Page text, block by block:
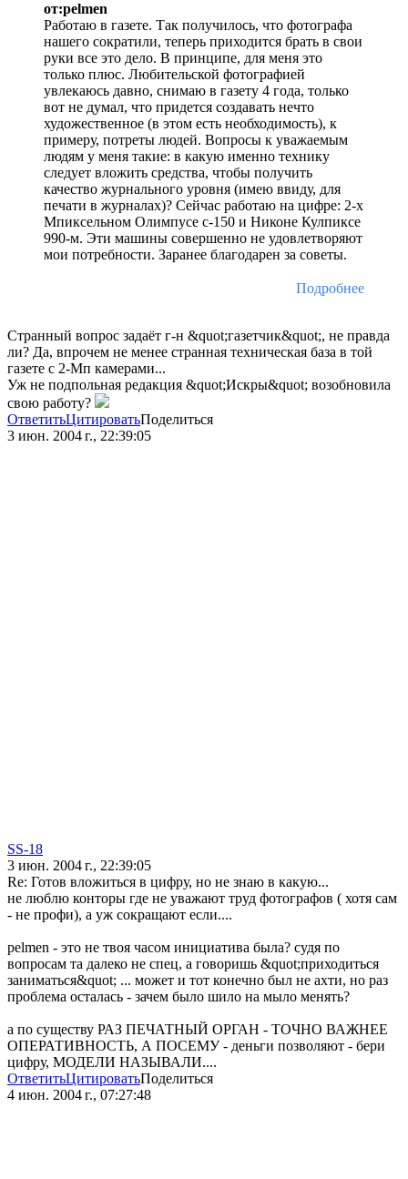
от:pelmen
Работаю в газете. Так получилось, что фотографа
нашего сократили, теперь приходится брать в свои
руки все это дело. В принципе, для меня это
только плюс. Любительской фотографией
увлекаюсь давно, снимаю в газету 4 года, только
вот не думал, что придется создавать нечто
художественное (в этом есть необходимость), к
примеру, потреты людей. Вопросы к уважаемым
людям у меня такие: в какую именно технику
следует вложить средства, чтобы получить
качество журнального уровня (имею ввиду, для
печати в журналах)? Сейчас работаю на цифре: 2-х
Мпиксельном Олимпусе c-150 и Никоне Кулпиксе
990-м. Эти машины совершенно не удовлетворяют
мои потребности. Заранее благодарен за советы.
Подробнее
Странный вопрос задаёт г-н &quot;газетчик&quot;, не правда
ли? Да, впрочем не менее странная техническая база в той
газете с 2-Мп камерами...
Уж не подпольная редакция &quot;Искры&quot; возобновила
свою работу?
ОтветитьЦитироватьПоделиться
3 июн. 2004 г., 22:39:05
SS-18
3 июн. 2004 г., 22:39:05
Re: Готов вложиться в цифру, но не знаю в какую...
не люблю конторы где не уважают труд фотографов ( хотя сам
- не профи), а уж сокращают если....
pelmen - это не твоя часом инициатива была? судя по
вопросам та далеко не спец, а говоришь &quot;приходиться
заниматься&quot; ... может и тот конечно был не ахти, но раз
проблема осталась - зачем было шило на мыло менять?
а по существу РАЗ ПЕЧАТНЫЙ ОРГАН - ТОЧНО ВАЖНЕЕ
ОПЕРАТИВНОСТЬ, А ПОСЕМУ - деньги позволяют - бери
цифру, МОДЕЛИ НАЗЫВАЛИ....
ОтветитьЦитироватьПоделиться
4 июн. 2004 г., 07:27:48